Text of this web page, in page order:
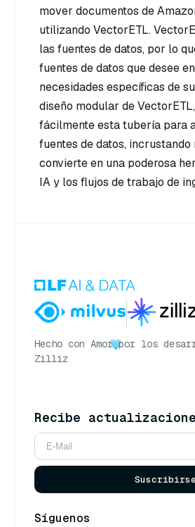
mover documentos de
utilizando VectorETL.
las fuentes de datos, por lo
fuentes de datos que desee
necesidades específicas de
diseño modular de
fácilmente esta tubería para
fuentes de datos, incrustando
convierte en una poderosa
IA y los flujos de trabajo de
Hecho con Amor por los
Zilliz
Recibe
Síguenos